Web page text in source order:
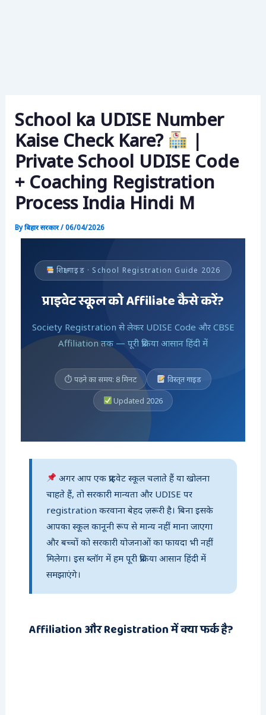
School ka UDISE Number
Kaise Check Kare?
|
Private School UDISE Code
+ Coaching Registration
Process India Hindi M
Byबिहार सरकार/06/04/2026
शिक्षा गाइड · School Registration Guide 2026
प्राइवेट स्कूल को Affiliate कैसे करें?
Society Registration से लेकर UDISE Code और CBSE
Affiliation तक — पूरी प्रक्रिया आसान हिंदी में
⏱ पढ़ने का समय: 8 मिनट
विस्तृत गाइड
Updated 2026
अगर आप एक प्राइवेट स्कूल चलाते हैं या खोलना
चाहते हैं, तो सरकारी मान्यता और UDISE पर
registration करवाना बेहद ज़रूरी है। बिना इसके
आपका स्कूल कानूनी रूप से मान्य नहीं माना जाएगा
और बच्चों को सरकारी योजनाओं का फायदा भी नहीं
मिलेगा। इस ब्लॉग में हम पूरी प्रक्रिया आसान हिंदी में
समझाएंगे।
Affiliation और Registration में क्या फर्क है?